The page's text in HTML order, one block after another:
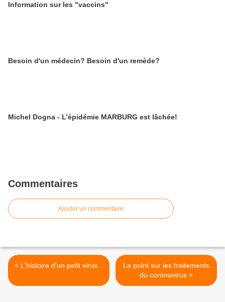
Information sur les "vaccins"
Besoin d'un médecin? Besoin d'un remède?
Michel Dogna - L’épidémie MARBURG est lâchée!
Commentaires
Ajouter un commentaire
< L'histoire d'un petit virus...
Le point sur les traitements
du coronavirus >